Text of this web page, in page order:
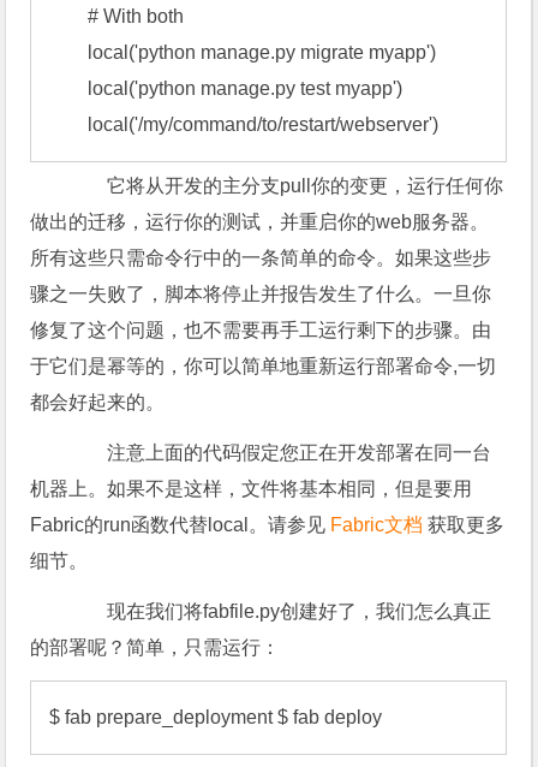
        # With both
        local('/my/command/to/restart/webserver')
它将从开发的主分支pull你的变更，运行任何你
做出的迁移，运行你的测试，并重启你的web服务器。
所有这些只需命令行中的一条简单的命令。如果这些步
骤之一失败了，脚本将停止并报告发生了什么。一旦你
修复了这个问题，也不需要再手工运行剩下的步骤。由
于它们是幂等的，你可以简单地重新运行部署命令,一切
都会好起来的。
注意上面的代码假定您正在开发部署在同一台
机器上。如果不是这样，文件将基本相同，但是要用
Fabric的run函数代替local。请参见 Fabric文档 获取更多
细节。
现在我们将fabfile.py创建好了，我们怎么真正
的部署呢？简单，只需运行：
$ fab prepare_deployment $ fab deploy